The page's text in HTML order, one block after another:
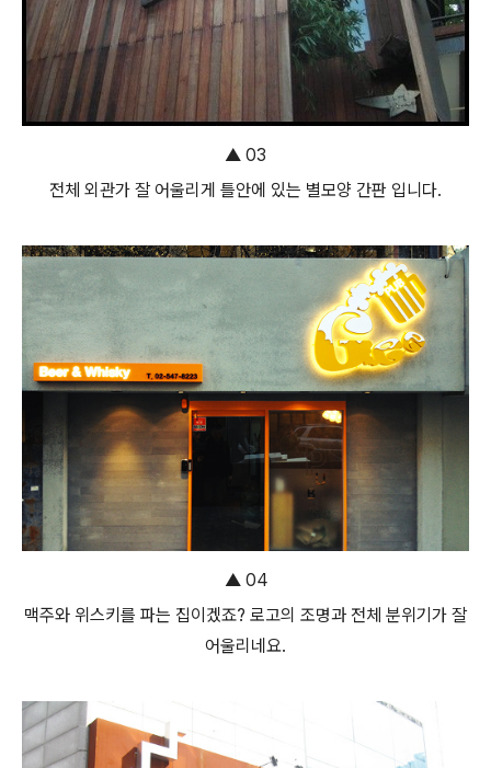
▲ 03
전체 외관가 잘 어울리게 틀안에 있는 별모양 간판 입니다.
▲ 04
맥주와 위스키를 파는 집이겠죠? 로고의 조명과 전체 분위기가 잘
어울리네요.